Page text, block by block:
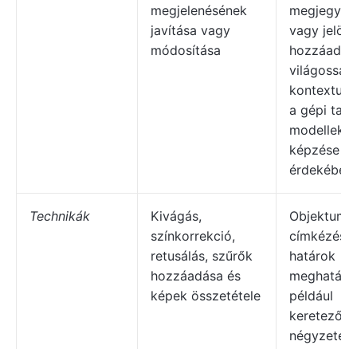
megjelenésének
javítása vagy
módosítása
vagy
kontextus
a gépi
modellek
képzése
érdekében.
Technikák
Kivágás,
színkorrekció,
retusálás, szűrők
hozzáadása és
képek összetétele
címkézése,
határok
például
keretező